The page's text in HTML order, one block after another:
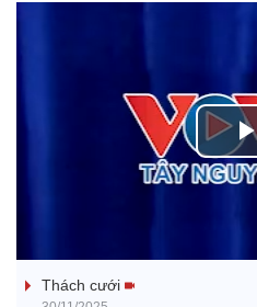
Thách cưới